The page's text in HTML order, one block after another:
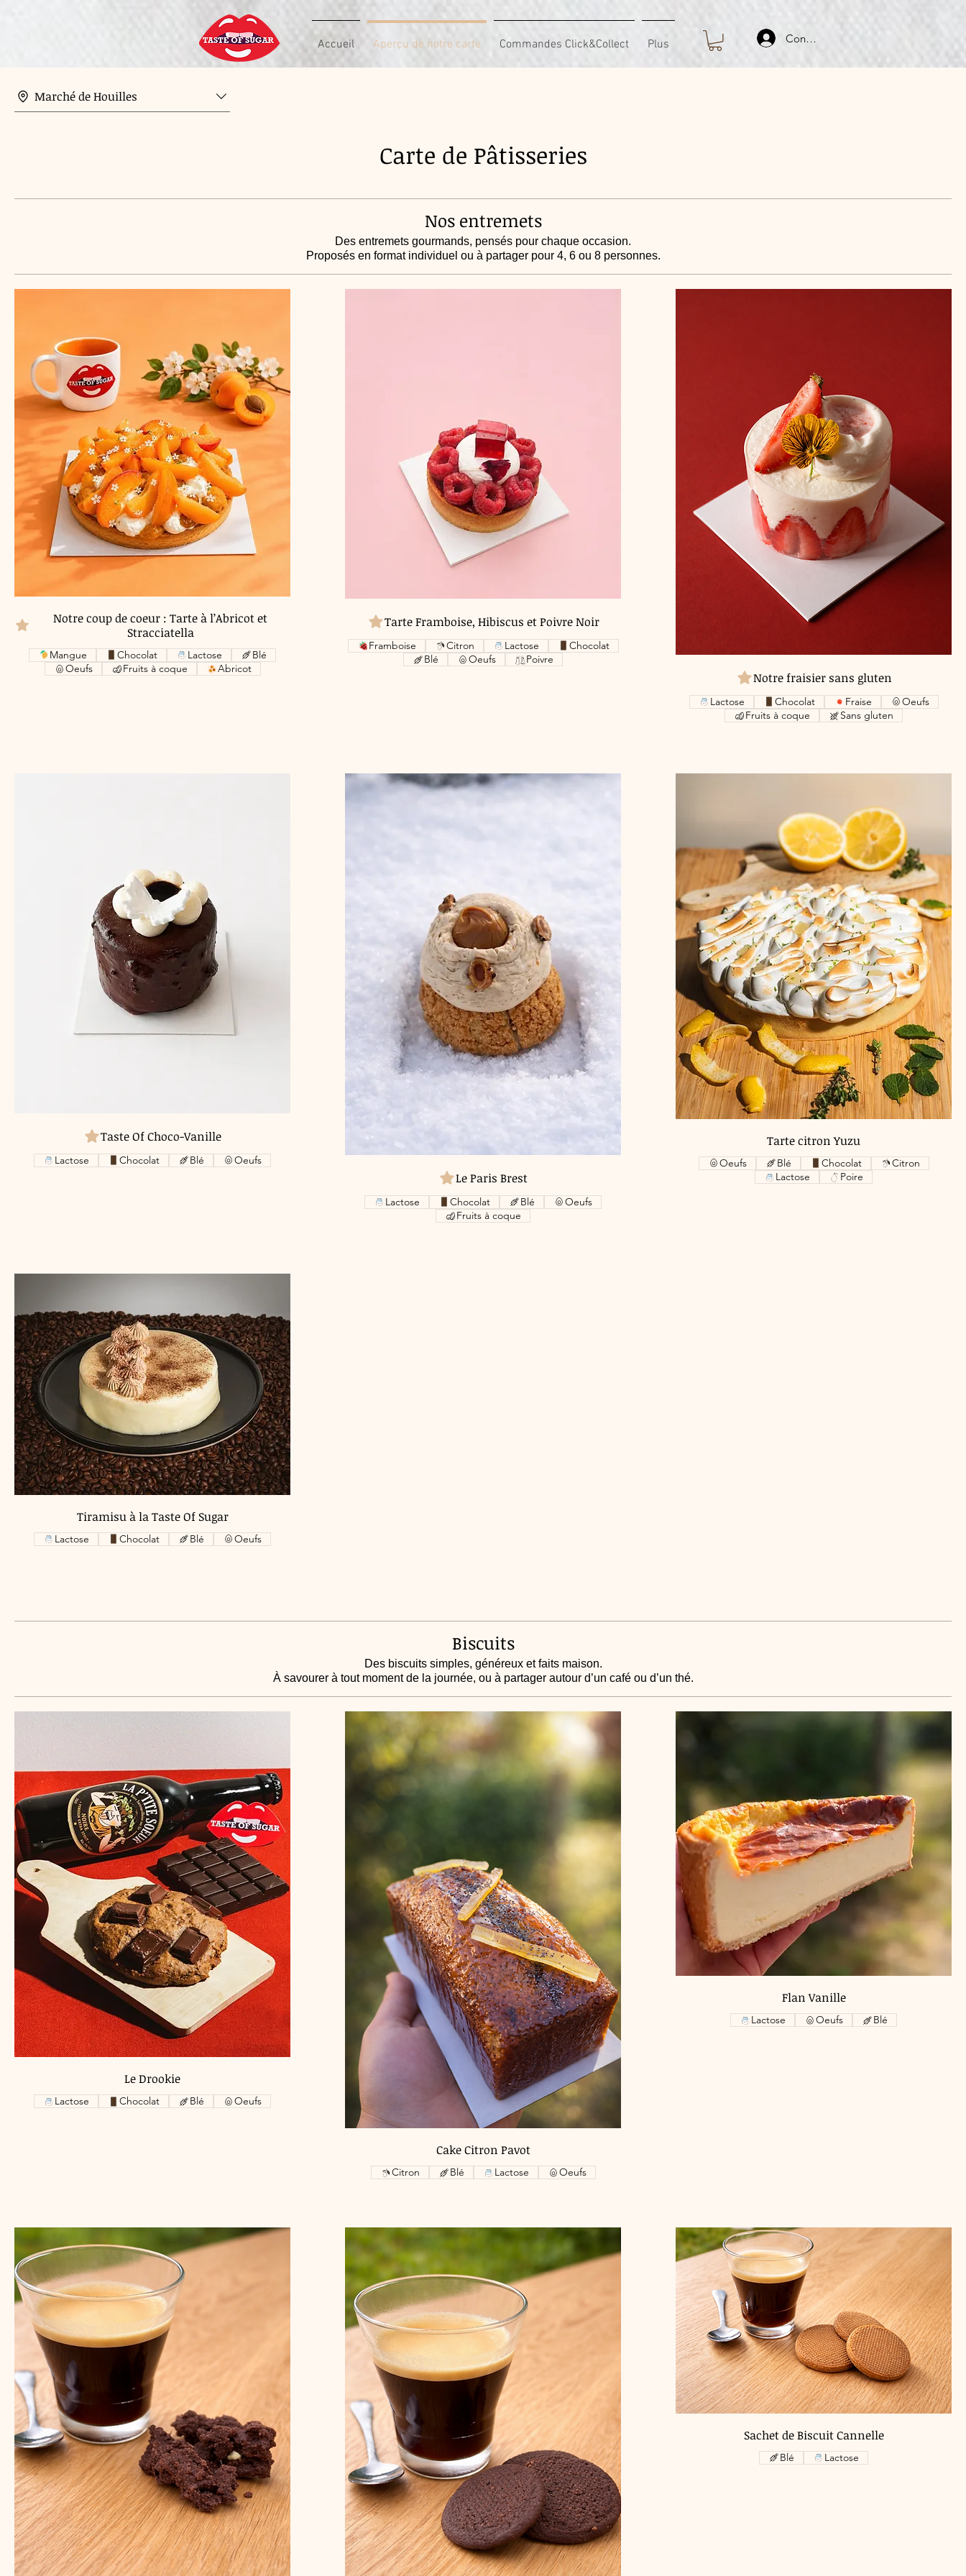
Accueil Aperçu de notre carte Commandes Click&Collect Plus Connexion
Marché de Houilles
Carte de Pâtisseries
Nos entremets
Des entremets gourmands, pensés pour chaque occasion.
Proposés en format individuel ou à partager pour 4, 6 ou 8 personnes.
Notre coup de coeur : Tarte à l’Abricot et
Stracciatella
Mangue Chocolat Lactose
Blé
Oeufs
Fruits à coque Abricot
Tarte Framboise, Hibiscus et Poivre Noir
Framboise Citron Lactose
Chocolat
Blé
Oeufs Poivre
Notre fraisier sans gluten
Lactose Chocolat Fraise
Oeufs
Fruits à coque
Sans gluten
Taste Of Choco-Vanille
Lactose Chocolat Blé Oeufs
Le Paris Brest
Lactose Chocolat Blé
Oeufs
Fruits à coque
Tarte citron Yuzu
Oeufs Blé Chocolat
Citron
Lactose
Poire
Tiramisu à la Taste Of Sugar
Lactose Chocolat Blé Oeufs
Biscuits
Des biscuits simples, généreux et faits maison.
À savourer à tout moment de la journée, ou à partager autour d’un café ou d’un thé.
Le Drookie
Lactose Chocolat Blé Oeufs
Cake Citron Pavot
Citron Blé Lactose Oeufs
Flan Vanille
Lactose Oeufs Blé
Sachet de Biscuit Cannelle
Blé Lactose